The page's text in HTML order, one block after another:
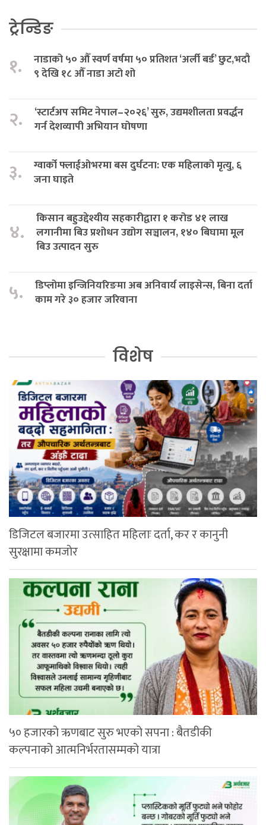
ट्रेन्डिङ
१.
नाडाको ५० औँ स्वर्ण वर्षमा ५० प्रतिशत ‘अर्ली बर्ड’ छुट,भदौ
९ देखि १८ औँ नाडा अटो शो
२.
‘स्टार्टअप समिट नेपाल–२०२६’ सुरु, उद्यमशीलता प्रवर्द्धन
गर्न देशव्यापी अभियान घोषणा
३.
ग्वार्को फ्लाईओभरमा बस दुर्घटना: एक महिलाको मृत्यु, ६
जना घाइते
४.
किसान बहुउद्देश्यीय सहकारीद्वारा १ करोड ४१ लाख
लगानीमा बिउ प्रशोधन उद्योग सञ्चालन, १४० बिघामा मूल
बिउ उत्पादन सुरु
५.
डिप्लोमा इन्जिनियरिङमा अब अनिवार्य लाइसेन्स, बिना दर्ता
काम गरे ३० हजार जरिवाना
विशेष
डिजिटल बजारमा उत्साहित महिलाः दर्ता, कर र कानुनी
सुरक्षामा कमजोर
५० हजारको ऋणबाट सुरु भएको सपना : बैतडीकी
कल्पनाको आत्मनिर्भरतासम्मको यात्रा